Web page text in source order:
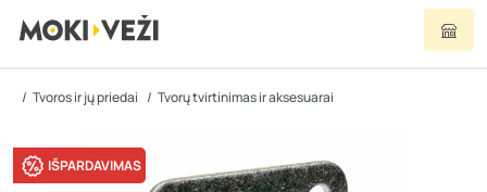
Tvoros ir jų priedai Tvorų tvirtinimas ir aksesuarai
IŠPARDAVIMAS